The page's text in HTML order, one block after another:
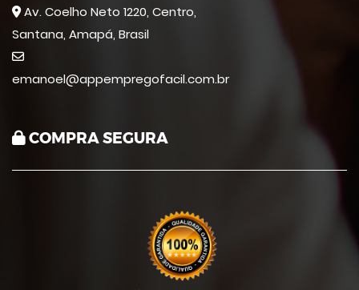
Av. Coelho Neto 1220, Centro,
Santana, Amapá, Brasil
emanoel@appempregofacil.com.br
COMPRA SEGURA